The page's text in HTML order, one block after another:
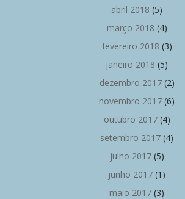
abril 2018 (5)
março 2018 (4)
fevereiro 2018 (3)
janeiro 2018 (5)
dezembro 2017(2)
novembro 2017 (6)
outubro 2017(4)
setembro 2017 (4)
julho 2017(5)
junho 2017 (1)
maio 2017 (3)